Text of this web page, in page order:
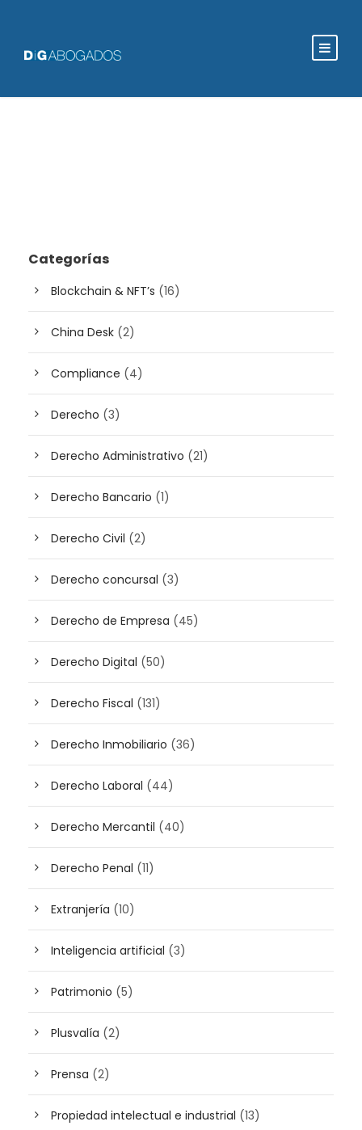
Categorías
Blockchain & NFT’s (16)
China Desk (2)
Compliance (4)
Derecho (3)
Derecho Administrativo (21)
Derecho Bancario (1)
Derecho Civil (2)
Derecho concursal (3)
Derecho de Empresa (45)
Derecho Digital (50)
Derecho Fiscal (131)
Derecho Inmobiliario (36)
Derecho Laboral (44)
Derecho Mercantil (40)
Derecho Penal (11)
Extranjería (10)
Inteligencia artificial (3)
Patrimonio (5)
Plusvalía (2)
Prensa (2)
Propiedad intelectual e industrial (13)